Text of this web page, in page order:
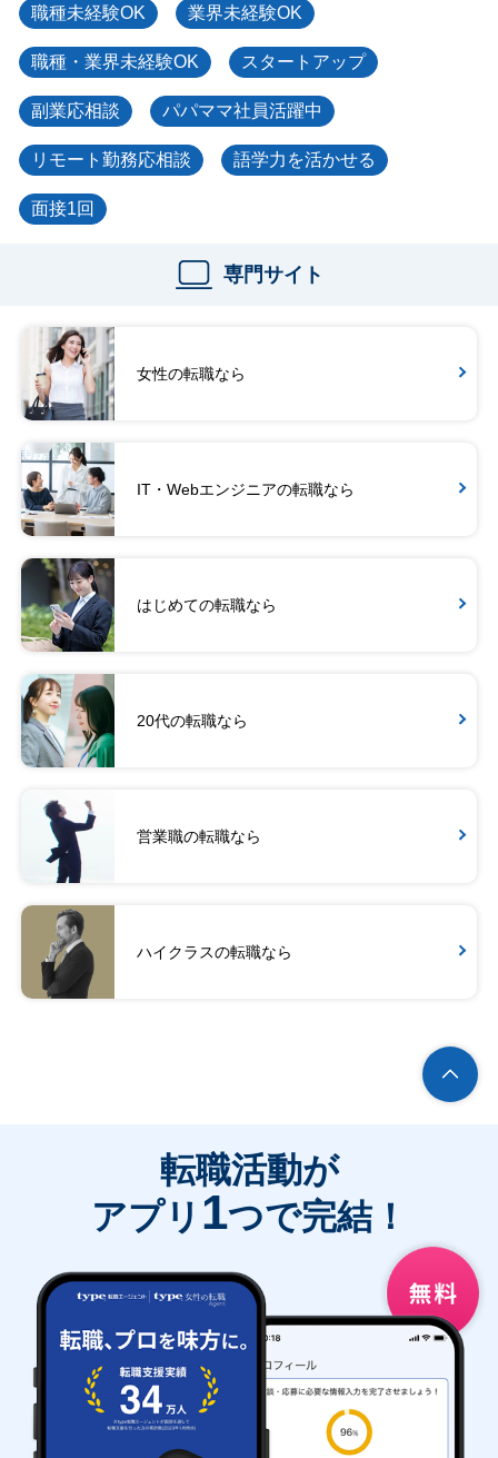
職種未経験OK 業界未経験OK
職種・業界未経験OK スタートアップ
副業応相談 パパママ社員活躍中
リモート勤務応相談 語学力を活かせる
面接1回
専門サイト
女性の転職なら
IT・Webエンジニアの転職なら
はじめての転職なら
20代の転職なら
営業職の転職なら
ハイクラスの転職なら
転職活動が
アプリ 1つで完結！